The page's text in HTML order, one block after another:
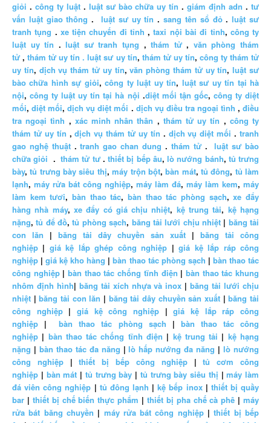
giỏi . công ty luật. luật sư bào chữa uy tín .giám định adn .tư
vấn luật giao thông . luật sư uy tín .sang tên sổ đỏ.luật sư
tranh tụng . xe tiện chuyến đi tỉnh ,taxi nội bài đi tỉnh, công ty
luật uy tín .luật sư tranh tụng ,thám tử, văn phòng thám
tử ,thám tử uy tín . luật sư uy tín, thám tử uy tín, công ty thám tử
uy tín, dịch vụ thám tử uy tín,văn phòng thám tử uy tín,luật sư
bào chữa hình sự giỏi,công ty luật uy tín, luật sư uy tín tại hà
nội,công ty luật uy tín tại hà nội .diệt mối tận gốc, công ty diệt
mối,diệt mối,dịch vụ diệt mối . dịch vụ điều tra ngoại tình ,điều
tra ngoại tình , xác minh nhân thân , thám tử uy tín , công ty
thám tử uy tín ,dịch vụ thám tử uy tín . dịch vụ diệt mối .tranh
gao nghệ thuật.tranh gao chan dung . thám tử.luật sư bào
chữa giỏi .thám tử tư.thiết bị bếp âu,lò nướng bánh, tủ trưng
bày,tủ trưng bày siêu thị,máy trộn bột,bàn mát, tủ đông, tủ làm
lạnh, máy rửa bát công nghiệp, máy làm đá, máy làm kem, máy
làm kem tươi,bàn thao tác,bàn thao tác phòng sạch,xe đẩy
hàng nhà máy, xe đẩy có giá chịu nhiệt, kệ trung tải, kệ hạng
nặng,tủ để đồ,tủ phòng sạch, băng tải lưới chịu nhiệt| băng tải
con lăn | băng tải dây chuyền sản xuất | băng tải công
nghiệp | giá kệ lắp ghép công nghiệp |giá kệ lắp ráp công
nghiệp |giá kệ kho hàng |bàn thao tác phòng sạch | bàn thao tác
công nghiệp|bàn thao tác chống tĩnh điện | bàn thao tác khung
nhôm định hình| băng tải xích nhựa và inox |băng tải lưới chịu
nhiệt |băng tải con lăn | băng tải dây chuyền sản xuất |băng tải
công nghiệp|giá kệ công nghiệp |giá kệ lắp ráp công
nghiệp |bàn thao tác phòng sạch | bàn thao tác công
nghiệp | bàn thao tác chống tĩnh điện | kệ trung tải | kệ hạng
nặng | bàn thao tác đa năng |lò hấp nướng đa năng |lò nướng
công nghiệp|thiết bị bếp công nghiệp|tủ cơm công
nghiệp | bàn mát | tủ trưng bày | tủ trưng bày siêu thị |máy làm
đá viên công nghiệp | tủ đông lạnh |kệ bếp inox| thiết bị quầy
bar | thiết bị chế biến thực phẩm | thiết bị pha chế cà phê | máy
rửa bát băng chuyền | máy rửa bát công nghiệp|thiết bị bếp